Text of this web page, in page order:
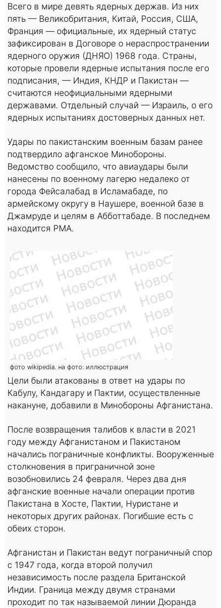
Всего в мире девять ядерных держав. Из них
пять — Великобритания, Китай, Россия, США,
Франция — официальные, их ядерный статус
зафиксирован в Договоре о нераспространении
ядерного оружия (ДНЯО) 1968 года. Страны,
которые провели ядерные испытания после его
подписания, — Индия, КНДР и Пакистан —
считаются неофициальными ядерными
державами. Отдельный случай — Израиль, о его
ядерных испытаниях достоверных данных нет.
Удары по пакистанским военным базам ранее
подтвердило афганское Минобороны.
Ведомство сообщило, что авиаудары были
нанесены по военному лагерю недалеко от
города Фейсалабад в Исламабаде, по
армейскому округу в Наушере, военной базе в
Джамруде и целям в Абботтабаде. В последнем
находится PMA.
фото wikipedia. на фото: иллюстрация
Цели были атакованы в ответ на удары по
Кабулу, Кандагару и Пактии, осуществленные
накануне, добавили в Минобороны Афганистана.
После возвращения талибов к власти в 2021
году между Афганистаном и Пакистаном
начались пограничные конфликты. Вооруженные
столкновения в приграничной зоне
возобновились 24 февраля. Через два дня
афганские военные начали операции против
Пакистана в Хосте, Пактии, Нуристане и
некоторых других районах. Погибшие есть с
обеих сторон.
Афганистан и Пакистан ведут пограничный спор
c 1947 года, когда второй получил
независимость после раздела Британской
Индии. Граница между двумя странами
проходит по так называемой линии Дюранда